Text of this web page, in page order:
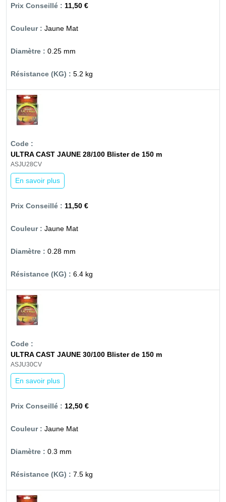
11,50 €
Jaune Mat
0.25 mm
5.2 kg
ULTRA CAST JAUNE 28/100 Blister de 150 m
ASJU28CV
En savoir plus
11,50 €
Jaune Mat
0.28 mm
6.4 kg
ULTRA CAST JAUNE 30/100 Blister de 150 m
ASJU30CV
En savoir plus
12,50 €
Jaune Mat
0.3 mm
7.5 kg